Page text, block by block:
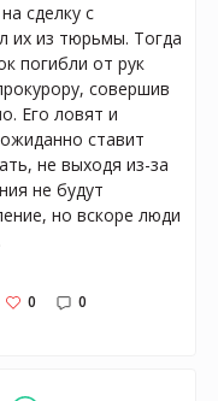
сделку с
их из тюрьмы. Тогда
погибли от рук
совершив
Его ловят и
ставит
не выходя из-за
не будут
но вскоре люди
0 0